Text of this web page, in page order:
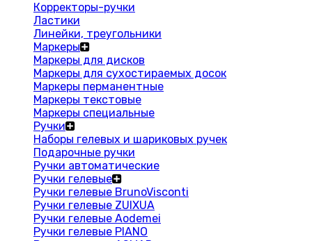
Корректоры-ручки
Ластики
Линейки, треугольники
Маркеры
Маркеры для дисков
Маркеры для сухостираемых досок
Маркеры перманентные
Маркеры текстовые
Маркеры специальные
Ручки
Наборы гелевых и шариковых ручек
Подарочные ручки
Ручки автоматические
Ручки гелевые
Ручки гелевые BrunoVisconti
Ручки гелевые ZUIXUA
Ручки гелевые Aodemei
Ручки гелевые PIANO